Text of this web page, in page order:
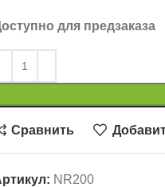
для предзаказа
Сравнить
NR200